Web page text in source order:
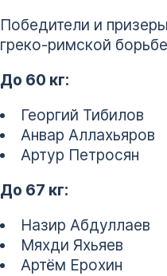
Победители и
греко-римской
До 60 кг:
Георгий Тибилов
Анвар Аллахьяров
Артур Петросян
До 67 кг:
Назир Абдуллаев
Мяхди Яхьяев
Артём Ерохин